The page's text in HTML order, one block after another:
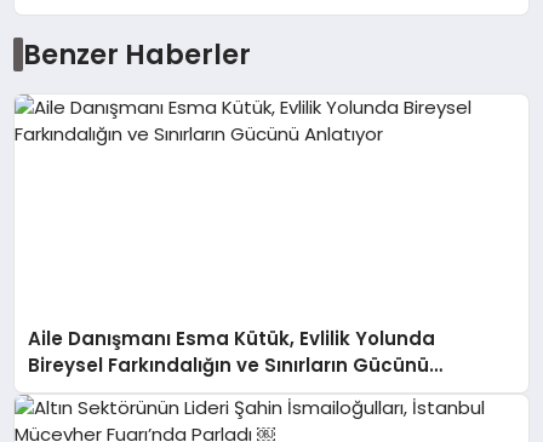
Benzer Haberler
Aile Danışmanı Esma Kütük, Evlilik Yolunda
Bireysel Farkındalığın ve Sınırların Gücünü
Anlatıyor